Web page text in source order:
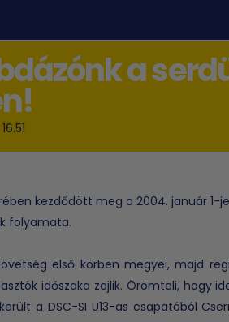
a
kezdődött meg a 2004. január 1-
folyamata.
első körben megyei, majd
időszaka zajlik. Örömteli, hogy
a DSC-SI U13-as csapatából